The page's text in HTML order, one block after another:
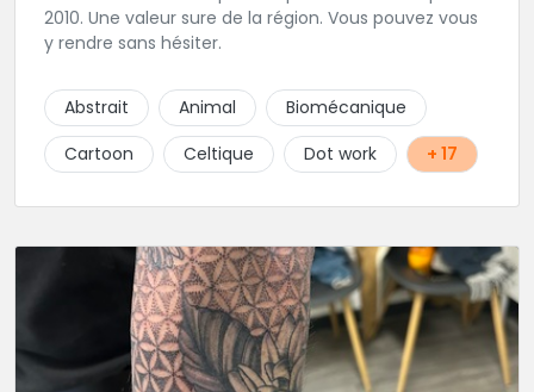
2010. Une valeur sure de la région. Vous pouvez vous
y rendre sans hésiter.
Abstrait Animal
Biomécanique
Cartoon
Celtique Dot work + 17